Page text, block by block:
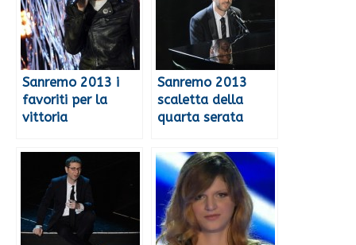
Sanremo 2013 i
favoriti per la
vittoria
Sanremo 2013
scaletta della
quarta serata